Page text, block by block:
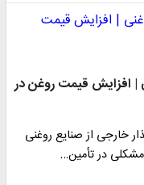
| افزایش قیمت روغن در
خارجی از صنایع روغنی
در تأمین…